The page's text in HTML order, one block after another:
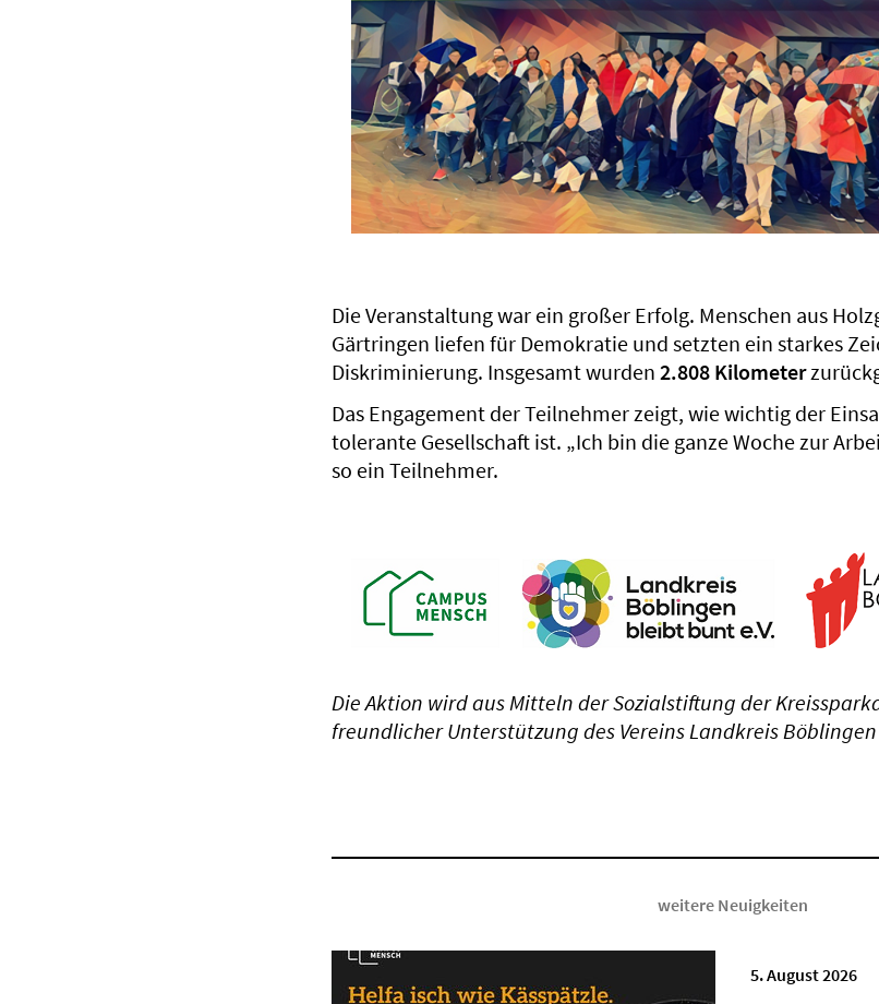
Die Veranstaltung war ein großer Erfolg. Menschen aus
Gärtringen liefen für Demokratie und setzten ein starkes
Diskriminierung. Insgesamt wurden 2.808 Kilometer
Das Engagement der Teilnehmer zeigt, wie wichtig der
tolerante Gesellschaft ist. „Ich bin die ganze Woche zur
so ein Teilnehmer.
Die Aktion wird aus Mitteln der Sozialstiftung der
freundlicher Unterstützung des Vereins Landkreis
weitere Neuigkeiten
5. August 2026